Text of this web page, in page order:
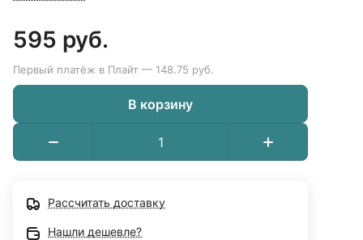
595 руб.
Первый платёж в Плайт — 148.75 руб.
В корзину
Рассчитать доставку
Нашли дешевле?